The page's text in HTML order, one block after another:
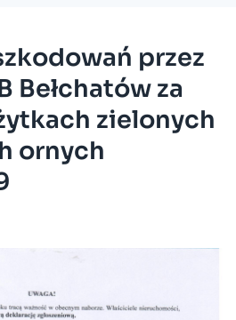
przez
Bełchatów za
zielonych
ornych